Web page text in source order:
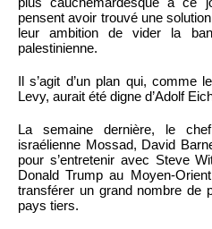
pensent avoir trouvé une
leur ambition de vider la
palestinienne.
Il s’agit d’un plan qui, comme le
Levy, aurait été digne d’Adolf
La semaine dernière, le chef
israélienne Mossad, David
pour s’entretenir avec Steve
Donald Trump au Moyen-
transférer un grand nombre de
pays tiers.